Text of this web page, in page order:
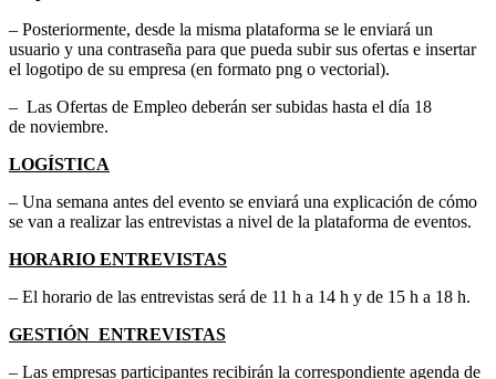
– Posteriormente, desde la misma plataforma se le enviará un
usuario y una contraseña para que pueda subir sus ofertas e insertar
el logotipo de su empresa (en formato png o vectorial).
– Las Ofertas de Empleo deberán ser subidas hasta el día 18
de noviembre.
LOGÍSTICA
– Una semana antes del evento se enviará una explicación de cómo
se van a realizar las entrevistas a nivel de la plataforma de eventos.
HORARIO ENTREVISTAS
– El horario de las entrevistas será de 11 h a 14 h y de 15 h a 18 h.
GESTIÓN ENTREVISTAS
– Las empresas participantes recibirán la correspondiente agenda de